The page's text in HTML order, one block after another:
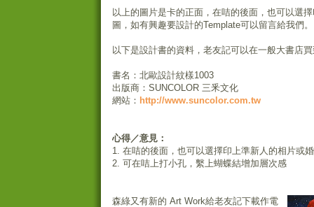
以上的圖片是卡的正面，在咭的後面，也可以選
圖，如有興趣要設計的Template可以留言給我們。
以下是設計書的資料，老友記可以在一般大書店
書名：北歐設計紋樣1003
出版商：SUNCOLOR 三釆文化
網站： http://www.suncolor.com.tw
心得／意見：
1. 在咭的後面，也可以選擇印上準新人的相片或
2. 可在咭上打小孔，繫上蝴蝶結增加層次感
森綠又有新的 Art Work給老友記下載作電